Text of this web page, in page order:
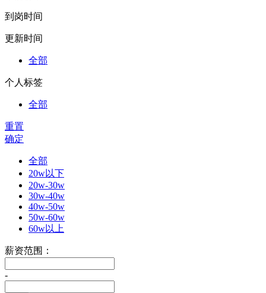
到岗时间
更新时间
全部
个人标签
全部
重置
确定
全部
20w以下
20w-30w
30w-40w
40w-50w
50w-60w
60w以上
薪资范围：
-